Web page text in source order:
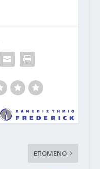
ΕΠΟΜΕΝΟ